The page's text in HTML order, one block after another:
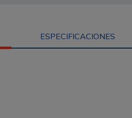
ESPECIFICACIONES